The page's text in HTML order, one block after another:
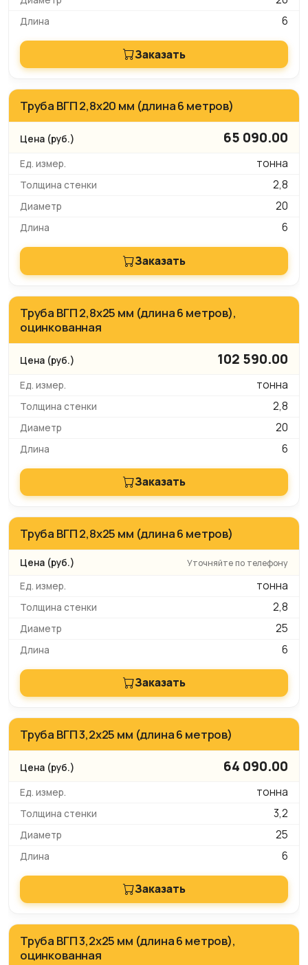
6
Заказать
Труба ВГП 2,8х20 мм (длина 6 метров)
65 090.00
тонна
2,8
20
6
Заказать
Труба ВГП 2,8х25 мм (длина 6 метров),
оцинкованная
102 590.00
тонна
2,8
20
6
Заказать
Труба ВГП 2,8х25 мм (длина 6 метров)
Уточняйте по телефону
тонна
2,8
25
6
Заказать
Труба ВГП 3,2х25 мм (длина 6 метров)
64 090.00
тонна
3,2
25
6
Заказать
Труба ВГП 3,2х25 мм (длина 6 метров),
оцинкованная